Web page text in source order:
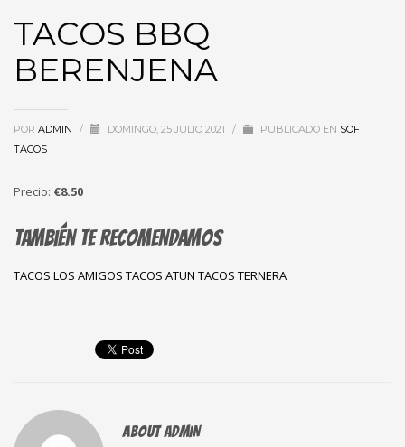
TACOS BBQ
BERENJENA
POR ADMIN / DOMINGO, 25 JULIO 2021 / PUBLICADO EN SOFT
TACOS
Precio: €8.50
También te recomendamos
TACOS LOS AMIGOS TACOS ATUN TACOS TERNERA
ABOUTADMIN